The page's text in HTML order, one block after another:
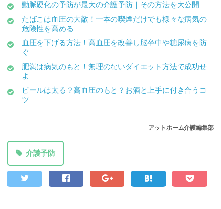
動脈硬化の予防が最大の介護予防｜その方法を大公開
たばこは血圧の大敵！一本の喫煙だけでも様々な病気の
危険性を高める
血圧を下げる方法！高血圧を改善し脳卒中や糖尿病を防
ぐ
肥満は病気のもと！無理のないダイエット方法で成功せ
よ
ビールは太る？高血圧のもと？お酒と上手に付き合うコ
ツ
アットホーム介護編集部
介護予防